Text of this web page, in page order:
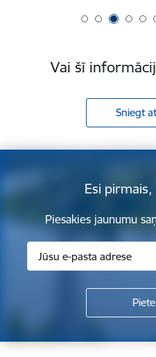
Vai šī
Sniegt
Esi
Piesakies jaunumu
Kājene